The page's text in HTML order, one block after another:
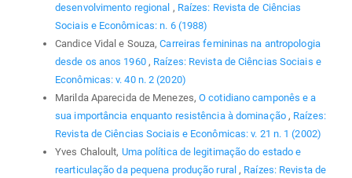
desenvolvimento regional , Raízes: Revista de Ciências
Sociais e Econômicas: n. 6 (1988)
Candice Vidal e Souza,Carreiras femininas na antropologia
desde os anos 1960 , Raízes: Revista de Ciências Sociais e
Econômicas: v. 40 n. 2 (2020)
Marilda Aparecida de Menezes,O cotidiano camponês e a
sua importância enquanto resistência à dominação , Raízes:
Revista de Ciências Sociais e Econômicas: v. 21 n. 1 (2002)
Yves Chaloult, Uma política de legitimação do estado e
rearticulação da pequena produção rural , Raízes: Revista de